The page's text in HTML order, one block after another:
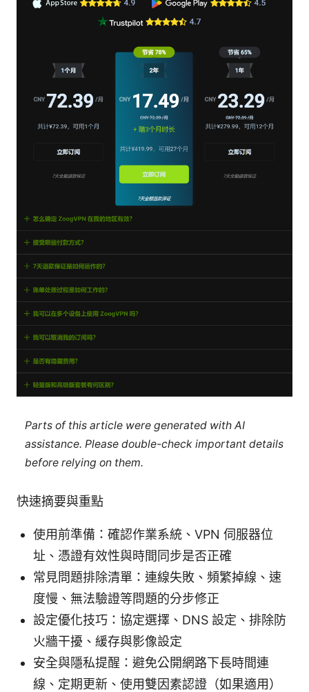
Parts of this article were generated with AI
assistance. Please double-check important details
before relying on them.
快速摘要與重點
使用前準備：確認作業系統、VPN 伺服器位
址、憑證有效性與時間同步是否正確
常見問題排除清單：連線失敗、頻繁掉線、速
度慢、無法驗證等問題的分步修正
設定優化技巧：協定選擇、DNS 設定、排除防
火牆干擾、緩存與影像設定
安全與隱私提醒：避免公開網路下長時間連
線、定期更新、使用雙因素認證（如果適用）